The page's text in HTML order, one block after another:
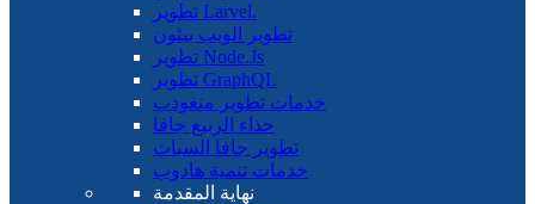
تطوير Larvel.
تطوير الويب بيثون
تطوير Node.Js
تطوير GraphQL
خدمات تطوير منغودب
حذاء الربيع جافا
تطوير جافا السبات
خدمات تنمية هادوب
نهاية المقدمة